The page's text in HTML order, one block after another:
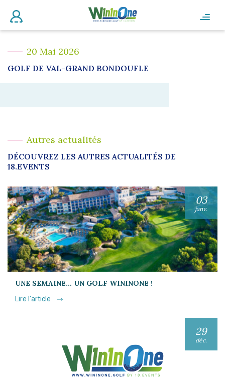
20 Mai 2026
GOLF DE VAL-GRAND BONDOUFLE
Autres actualités
DÉCOUVREZ LES AUTRES ACTUALITÉS DE
18.EVENTS
03
janv.
UNE SEMAINE… UN GOLF WININONE !
Lire l'article
29
déc.